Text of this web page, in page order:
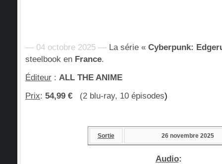
— 04 octobre 2025 — La série « Cyberpunk:
steelbook en France.
Éditeur : ALL THE ANIME
Prix: 54,99 € (2 blu-ray, 10 épisodes)
Sortie 26 novembre 2025
Audio: